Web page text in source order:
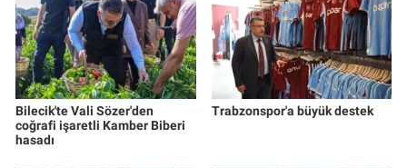
Bilecik'te Vali Sözer'den
coğrafi işaretli Kamber Biberi
hasadı
Trabzonspor'a büyük destek